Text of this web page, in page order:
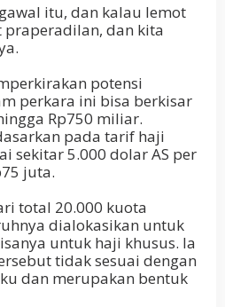
itu, dan kalau lemot
dan kita
potensi
perkara ini bisa berkisar
Rp750 miliar.
pada tarif haji
sekitar 5.000 dolar AS per
juta.
total 20.000 kuota
dialokasikan untuk
untuk haji khusus. Ia
tidak sesuai dengan
dan merupakan bentuk